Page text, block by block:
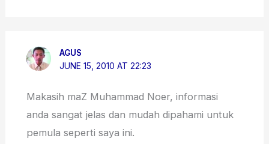
AGUS
JUNE 15, 2010 AT 22:23
Makasih maZ Muhammad Noer, informasi
anda sangat jelas dan mudah dipahami untuk
pemula seperti saya ini.